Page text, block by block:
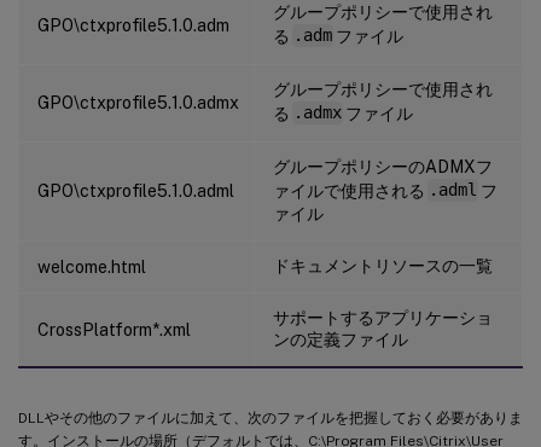
GPO\ctxprofile5.1.0.adm
グループポリシーで使用され
る .adm ファイル
GPO\ctxprofile5.1.0.admx
グループポリシーで使用され
る .admx ファイル
GPO\ctxprofile5.1.0.adml
グループポリシーのADMXフ
ァイルで使用される .adml フ
ァイル
welcome.html ドキュメントリソースの一覧
CrossPlatform*.xml
サポートするアプリケーショ
ンの定義ファイル
DLLやその他のファイルに加えて、次のファイルを把握しておく必要がありま
す。インストールの場所（デフォルトでは、C:\Program Files\Citrix\User